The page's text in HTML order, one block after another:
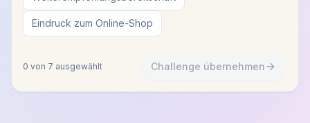
Eindruck zum Online-Shop
0 von 7 ausgewählt Challenge übernehmen